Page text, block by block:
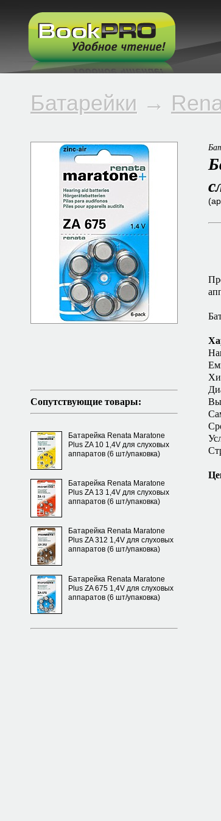
Батарейки →
Сопутствующие товары:
Батарейка Renata Maratone
Plus ZA 10 1,4V для слуховых
аппаратов (6 шт/упаковка)
Батарейка Renata Maratone
Plus ZA 13 1,4V для слуховых
аппаратов (6 шт/упаковка)
Батарейка Renata Maratone
Plus ZA 312 1,4V для слуховых
аппаратов (6 шт/упаковка)
Батарейка Renata Maratone
Plus ZA 675 1,4V для слуховых
аппаратов (6 шт/упаковка)